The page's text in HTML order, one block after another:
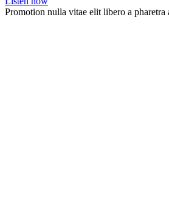
Promotion nulla vitae elit libero a pharetra